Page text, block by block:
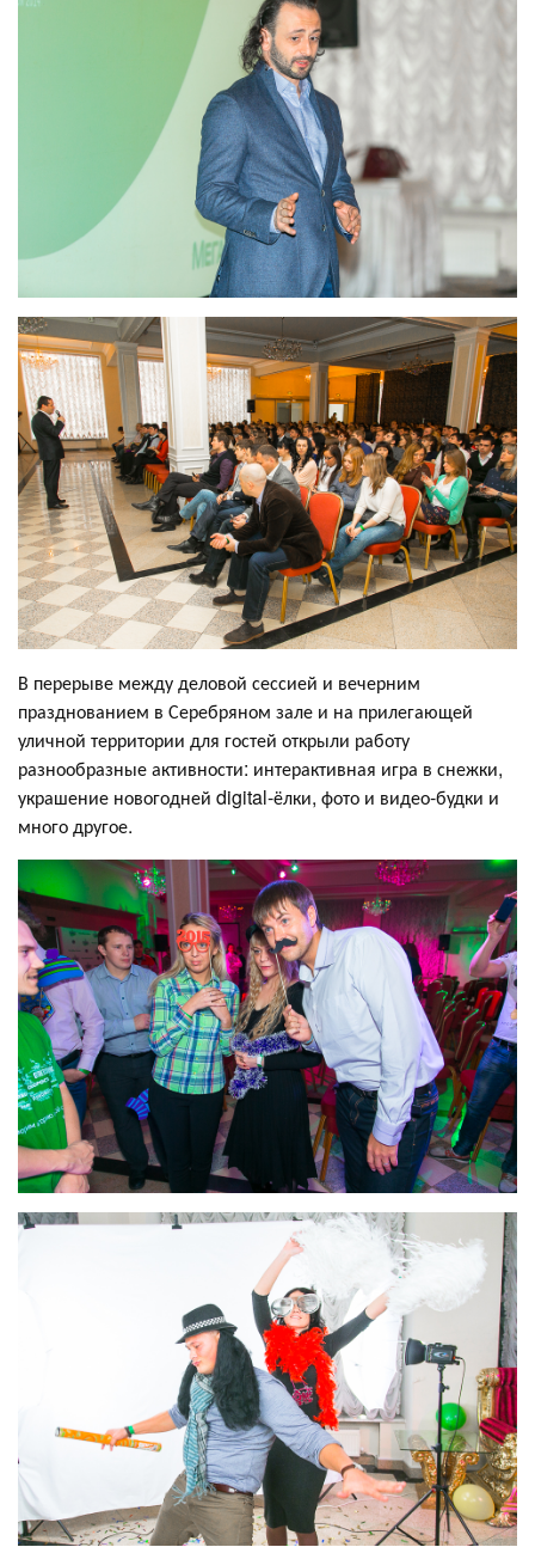
В перерыве между деловой сессией и вечерним
празднованием в Серебряном зале и на прилегающей
уличной территории для гостей открыли работу
разнообразные активности: интерактивная игра в снежки,
украшение новогодней digital-ёлки, фото и видео-будки и
много другое.